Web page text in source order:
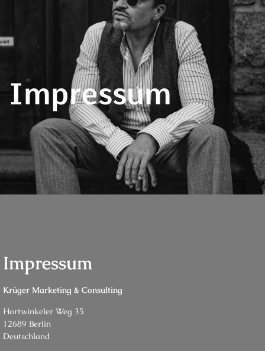
Impressum
Impressum
Krüger Marketing & Consulting
Hortwinkeler Weg 35
12689 Berlin
Deutschland